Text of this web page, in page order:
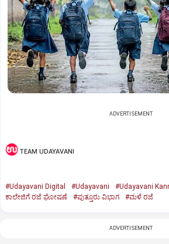
ADVERTISEMENT
TEAM UDAYAVANI
#Udayavani Digital #Udayavani #Udayavani
ಕಾಲೇಜಿಗೆ ರಜೆ ಘೋಷಣೆ
#ಪುತ್ತೂರು ವಿಭಾಗ #ಮಳೆ ರಜೆ
ADVERTISEMENT